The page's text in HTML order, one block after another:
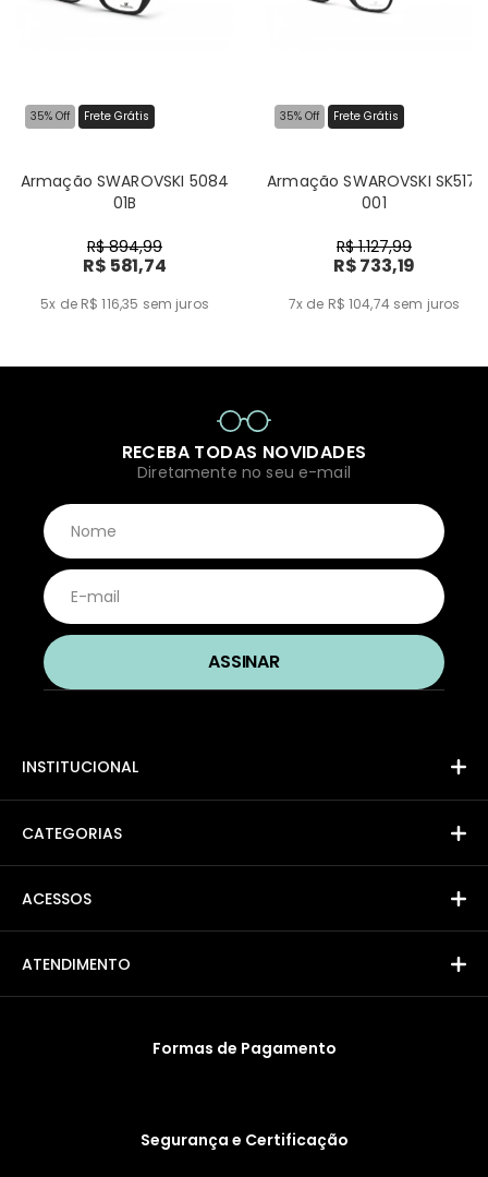
35% Off Frete Grátis
Armação SWAROVSKI 5084
01B
R$ 894,99
R$ 581,74
5x de R$ 116,35 sem juros
35% Off Frete Grátis
Armação SWAROVSKI SK5171
001
R$ 1.127,99
R$ 733,19
7x de R$ 104,74 sem juros
RECEBA TODAS NOVIDADES
Diretamente no seu e-mail
INSTITUCIONAL
CATEGORIAS
ACESSOS
ATENDIMENTO
Formas de Pagamento
Segurança e Certificação